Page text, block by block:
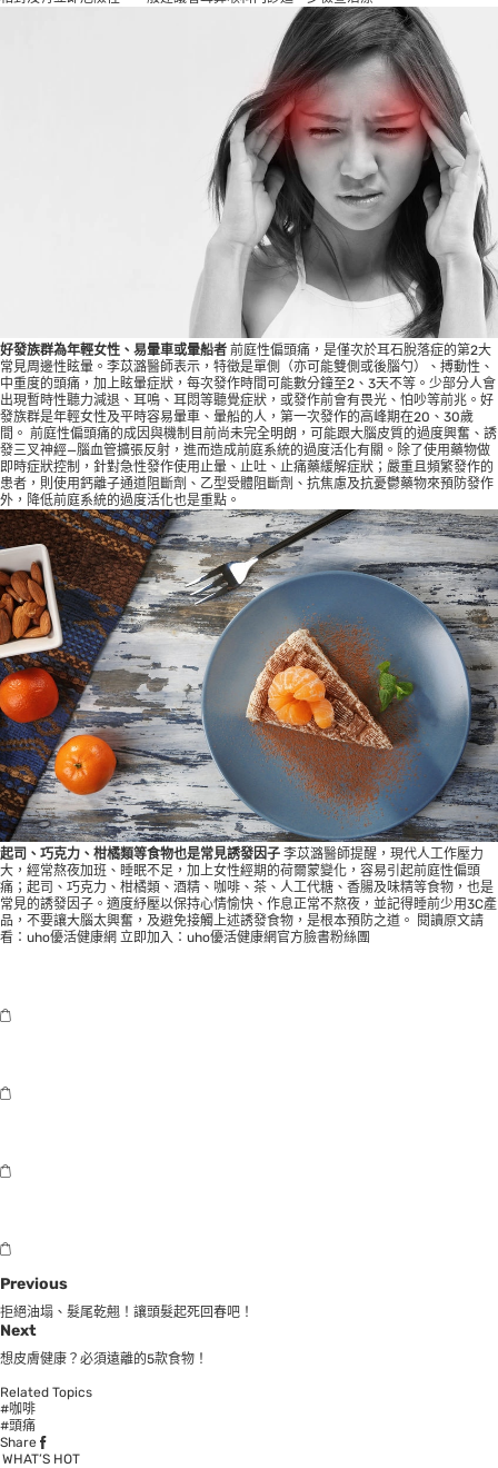
好發族群為年輕女性、易暈車或暈船者 前庭性偏頭痛，是僅次於耳石脫落症的第2大
常見周邊性眩暈。李苡潞醫師表示，特徵是單側（亦可能雙側或後腦勺）、搏動性、
中重度的頭痛，加上眩暈症狀，每次發作時間可能數分鐘至2、3天不等。少部分人會
出現暫時性聽力減退、耳鳴、耳悶等聽覺症狀，或發作前會有畏光、怕吵等前兆。好
發族群是年輕女性及平時容易暈車、暈船的人，第一次發作的高峰期在20、30歲
間。 前庭性偏頭痛的成因與機制目前尚未完全明朗，可能跟大腦皮質的過度興奮、誘
發三叉神經—腦血管擴張反射，進而造成前庭系統的過度活化有關。除了使用藥物做
即時症狀控制，針對急性發作使用止暈、止吐、止痛藥緩解症狀；嚴重且頻繁發作的
患者，則使用鈣離子通道阻斷劑、乙型受體阻斷劑、抗焦慮及抗憂鬱藥物來預防發作
外，降低前庭系統的過度活化也是重點。
起司、巧克力、柑橘類等食物也是常見誘發因子 李苡潞醫師提醒，現代人工作壓力
大，經常熬夜加班、睡眠不足，加上女性經期的荷爾蒙變化，容易引起前庭性偏頭
痛；起司、巧克力、柑橘類、酒精、咖啡、茶、人工代糖、香腸及味精等食物，也是
常見的誘發因子。適度紓壓以保持心情愉快、作息正常不熬夜，並記得睡前少用3C產
品，不要讓大腦太興奮，及避免接觸上述誘發食物，是根本預防之道。 閱讀原文請
看： uho優活健康網 立即加入： uho優活健康網官方臉書粉絲團
Previous
拒絕油塌、髮尾乾翹！讓頭髮起死回春吧！
Next
想皮膚健康？必須遠離的5款食物！
Related Topics
#咖啡
#頭痛
Share
WHAT’S HOT